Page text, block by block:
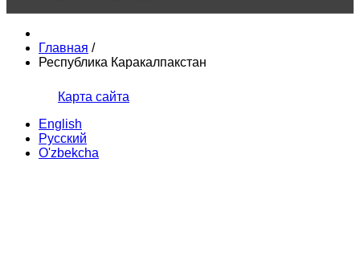
Главная /
Республика Каракалпакстан
Карта сайта
English
Русский
O'zbekcha